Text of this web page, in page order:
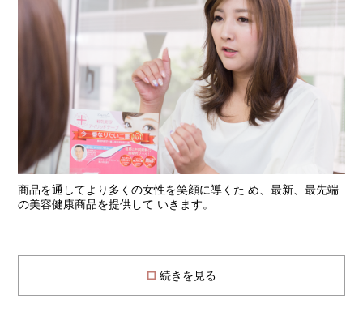
商品を通してより多くの女性を笑顔に導くた め、最新、最先端
の美容健康商品を提供して いきます。
続きを見る